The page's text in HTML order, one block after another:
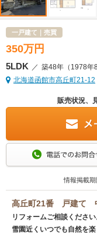
一戸建て｜売買
350万 円
5LDK ／ 築48年 （1978年
北海道函館市高丘町21-12
販売状況、
情報掲載期
高丘町21番 戸建て
リフォームご相談くださ
雪園近くいつでも自然を